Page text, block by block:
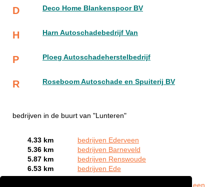
D Deco Home Blankenspoor BV
H Harn Autoschadebedrijf Van
P Ploeg Autoschadeherstelbedrijf
R Roseboom Autoschade en Spuiterij BV
bedrijven in de buurt van "Lunteren"
4.33 km
bedrijven Ederveen
5.36 km
bedrijven Barneveld
5.87 km
bedrijven Renswoude
6.53 km
bedrijven Ede
Meld een